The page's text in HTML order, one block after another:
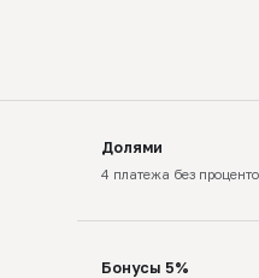
Долями
4 платежа без
Бонусы 5%